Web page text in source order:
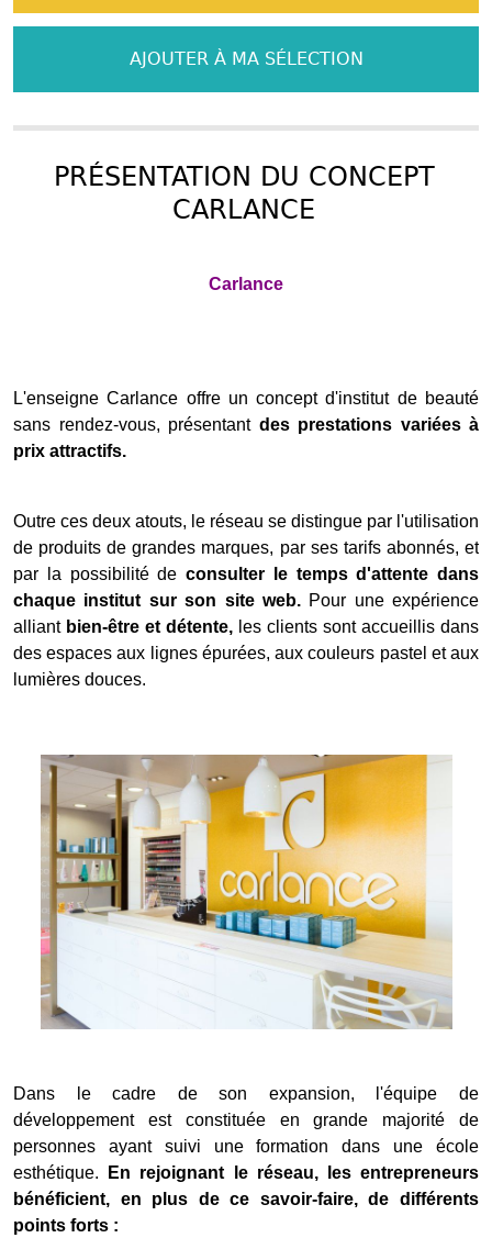
AJOUTER À MA SÉLECTION
PRÉSENTATION DU CONCEPT
CARLANCE
Carlance
L'enseigne Carlance offre un concept d'institut de beauté
sans rendez-vous, présentant des prestations variées à
prix attractifs.
Outre ces deux atouts, le réseau se distingue par l'utilisation
de produits de grandes marques, par ses tarifs abonnés, et
par la possibilité de consulter le temps d'attente dans
chaque institut sur son site web. Pour une expérience
alliant bien-être et détente, les clients sont accueillis dans
des espaces aux lignes épurées, aux couleurs pastel et aux
lumières douces.
Dans le cadre de son expansion, l'équipe de
développement est constituée en grande majorité de
personnes ayant suivi une formation dans une école
esthétique.
En rejoignant le réseau, les entrepreneurs
bénéficient, en plus de ce savoir-faire, de différents
points forts :